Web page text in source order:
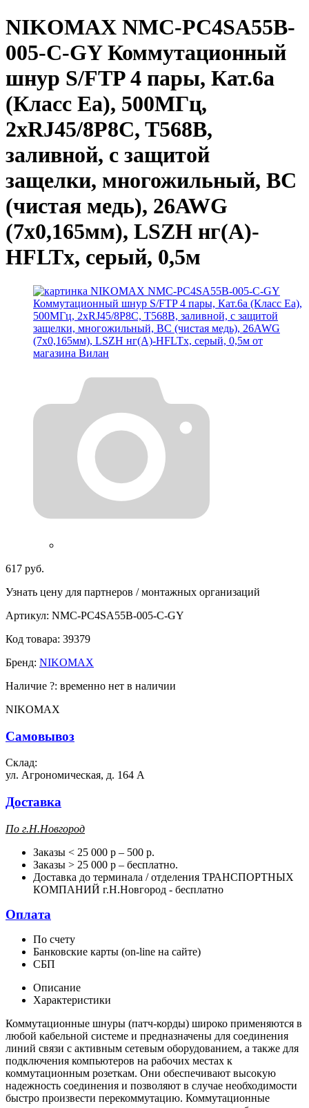
NIKOMAX NMC-PC4SA55B-
005-C-GY Коммутационный
шнур S/FTP 4 пары, Кат.6a
(Класс Ea), 500МГц,
2хRJ45/8P8C, T568B,
заливной, с защитой
защелки, многожильный, BC
(чистая медь), 26AWG
(7х0,165мм), LSZH нг(А)-
HFLTx, серый, 0,5м
617 руб.
Узнать цену для партнеров / монтажных организаций
Артикул: NMC-PC4SA55B-005-C-GY
Код товара: 39379
Бренд: NIKOMAX
Наличие ?: временно нет в наличии
NIKOMAX
Самовывоз
Склад:
ул. Агрономическая, д. 164 А
Доставка
По г.Н.Новгород
Заказы < 25 000 р – 500 р.
Заказы > 25 000 р – бесплатно.
Доставка до терминала / отделения ТРАНСПОРТНЫХ
КОМПАНИЙ г.Н.Новгород - бесплатно
Оплата
По счету
Банковские карты (on-line на сайте)
СБП
Описание
Характеристики
Коммутационные шнуры (патч-корды) широко применяются в
любой кабельной системе и предназначены для соединения
линий связи с активным сетевым оборудованием, а также для
подключения компьютеров на рабочих местах к
коммутационным розеткам. Они обеспечивают высокую
надежность соединения и позволяют в случае необходимости
быстро произвести перекоммутацию. Коммутационные